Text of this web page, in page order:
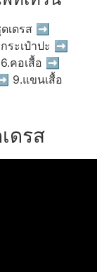
ดเดรส ➡
ระเป๋าปะ ➡
6.คอเสื้อ ➡
9.แขนเสื้อ
ดรส